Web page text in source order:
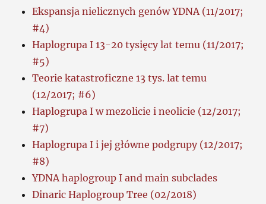
Ekspansja nielicznych genów YDNA (11/2017;
#4)
Haplogrupa I 13-20 tysięcy lat temu (11/2017;
#5)
Teorie katastroficzne 13 tys. lat temu
(12/2017; #6)
Haplogrupa I w mezolicie i neolicie (12/2017;
#7)
Haplogrupa I i jej główne podgrupy (12/2017;
#8)
YDNA haplogroup I and main subclades
Dinaric Haplogroup Tree (02/2018)